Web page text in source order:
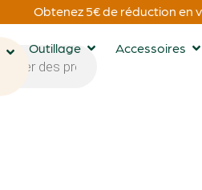
Obtenez 5€ de réduction en
Outillage Accessoires